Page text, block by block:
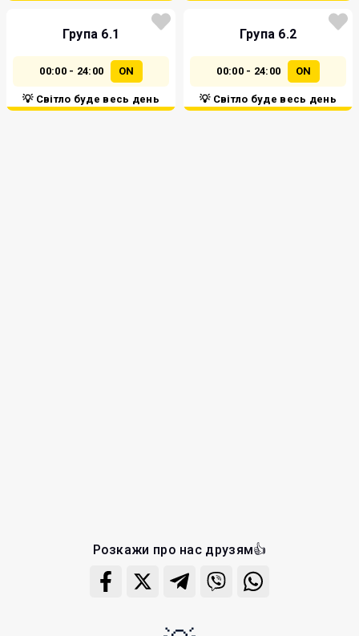
Група 6.1
00:00 - 24:00 ON
💡 Світло буде весь день
Група 6.2
00:00 - 24:00 ON
💡 Світло буде весь день
Розкажи про нас друзям👍